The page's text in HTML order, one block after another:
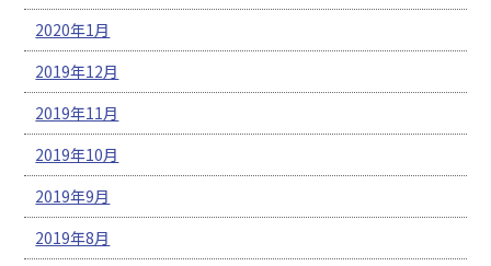
2020年1月
2019年12月
2019年11月
2019年10月
2019年9月
2019年8月